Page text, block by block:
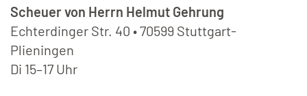
Scheuer von Herrn Helmut Gehrung
Echterdinger Str. 40 • 70599 Stuttgart-
Plieningen
Di 15–17 Uhr